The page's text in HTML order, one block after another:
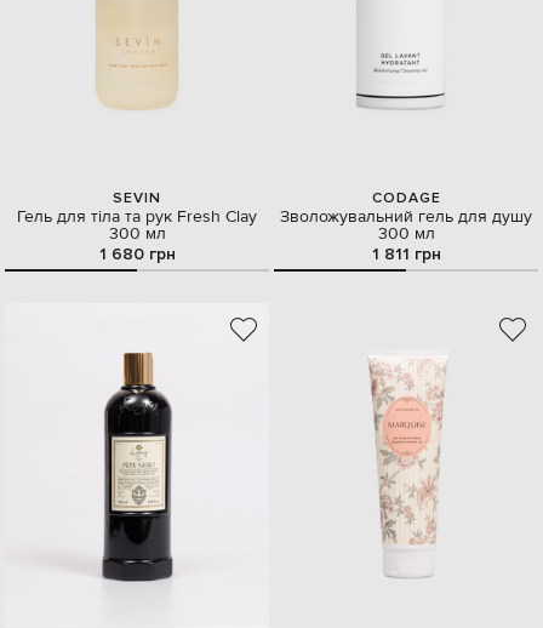
SEVIN
Гель для тіла та рук Fresh Clay
300 мл
1 680 грн
CODAGE
Зволожувальний гель для душу
300 мл
1 811 грн